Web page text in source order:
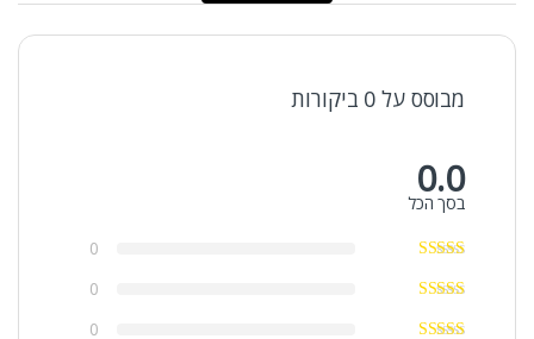
מבוסס על 0 ביקורות
0.0
בסך הכל
0
0
0